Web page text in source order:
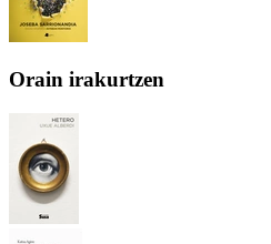
Orain irakurtzen